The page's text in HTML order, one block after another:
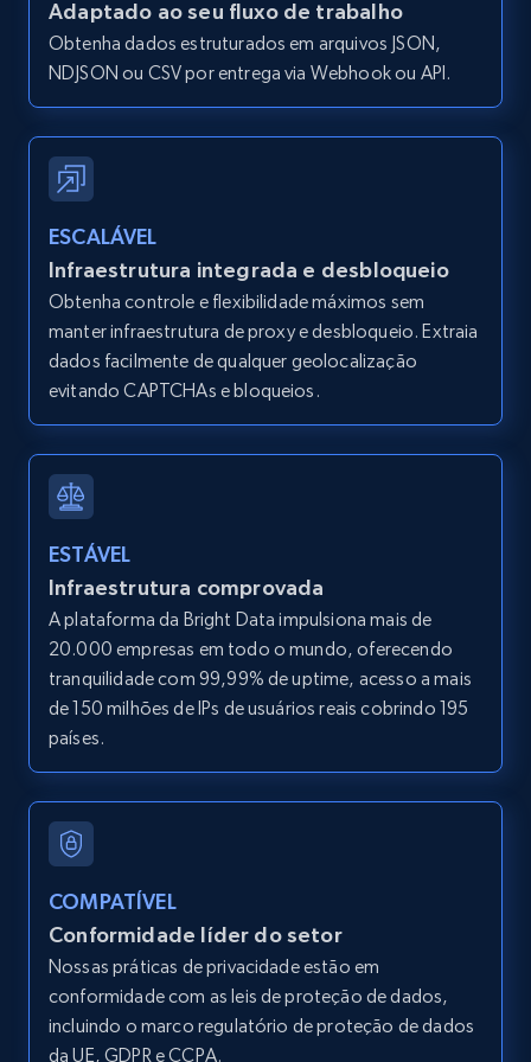
and more.
12K+ 1.3K+ Comece grátis
Zillow properties listing information -
Search by parameters on zillow and use the
Zpid, City, State, HomeStatus, Address,
IsCurrentSignedInAgentResponsible, Bedrooms,
and more.
LinkedIn posts
URL, ID, User id, Use url, Title, Headline, Post
text, Date posted, and more.
11.3K+ 1.5K+ Comece grátis
URL
URL, ID, User id, Use url, Title, Headline, Post
11.3K+ 1.5K+ Comece grátis
Adaptado ao seu fluxo de trabalho
Obtenha dados estruturados em arquivos JSON,
NDJSON ou CSV por entrega via Webhook ou API.
ESCALÁVEL
Infraestrutura integrada e desbloqueio
Obtenha controle e flexibilidade máximos sem
manter infraestrutura de proxy e desbloqueio. Extraia
dados facilmente de qualquer geolocalização
evitando CAPTCHAs e bloqueios.
ESTÁVEL
Infraestrutura comprovada
A plataforma da Bright Data impulsiona mais de
20.000 empresas em todo o mundo, oferecendo
tranquilidade com 99,99% de uptime, acesso a mais
de 150 milhões de IPs de usuários reais cobrindo 195
países.
COMPATÍVEL
Conformidade líder do setor
Nossas práticas de privacidade estão em
conformidade com as leis de proteção de dados,
incluindo o marco regulatório de proteção de dados
da UE, GDPR e CCPA.